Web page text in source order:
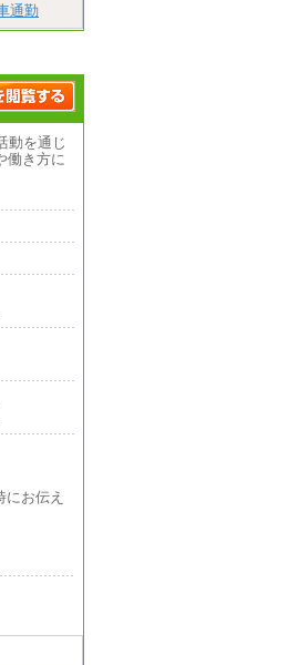
通勤
動を通じ
働き方に
お伝え
、当社
内定通